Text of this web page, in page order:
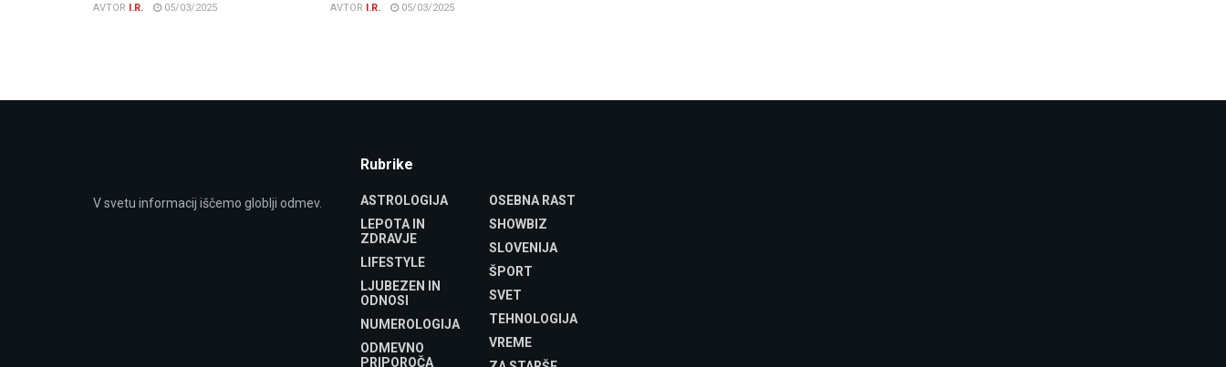
AVTOR I.R. 05/03/2025 AVTOR I.R. 05/03/2025
V svetu informacij iščemo globlji odmev.
Rubrike
ASTROLOGIJA
LEPOTA IN
ZDRAVJE
LIFESTYLE
LJUBEZEN IN
ODNOSI
NUMEROLOGIJA
ODMEVNO
PRIPOROČA
OSEBNA RAST
SHOWBIZ
SLOVENIJA
ŠPORT
SVET
TEHNOLOGIJA
VREME